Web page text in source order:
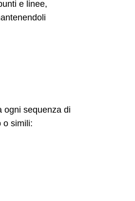
e linee,
ogni sequenza di
o simili: